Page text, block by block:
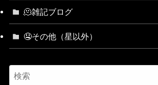
🫠雑記ブログ
🤤その他（星以外）